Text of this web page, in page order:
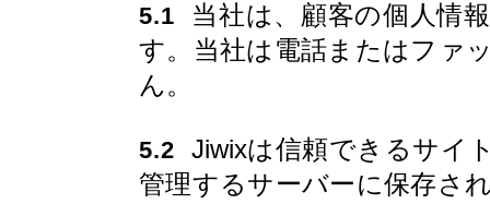
5.1 当社は、顧客の個人情
す。当社は電話またはファ
ん。
5.2 Jiwixは信頼できるサイ
管理するサーバーに保存さ